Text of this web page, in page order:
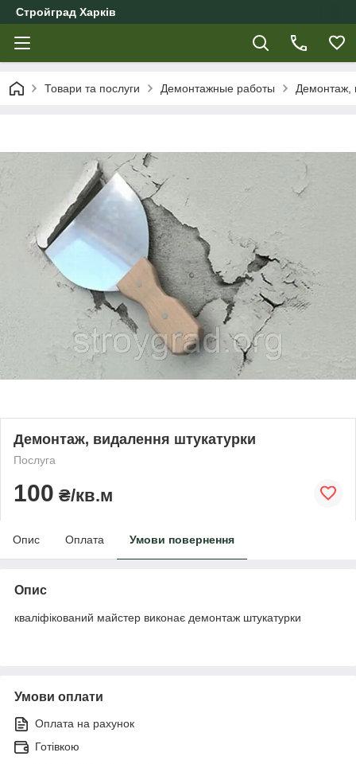
Стройград Харків
Товари та послуги Демонтажные работы Демонтаж,
Демонтаж, видалення штукатурки
Послуга
100 ₴/кв.м
Опис Оплата Умови повернення
Опис
кваліфікований майстер виконає демонтаж штукатурки
Умови оплати
Оплата на рахунок
Готівкою